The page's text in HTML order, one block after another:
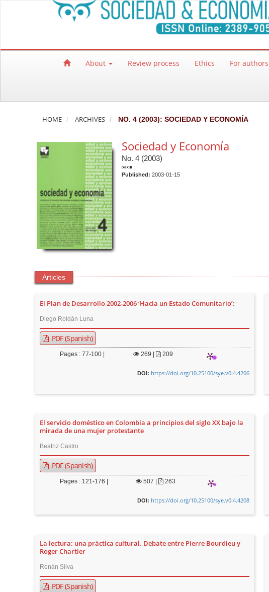
Quick jump to page content
Main Navigation
About Review process Ethics For authors
HOME ARCHIVES NO. 4 (2003): SOCIEDAD Y ECONOMÍA
Sociedad y Economía
No. 4 (2003)
Published: 2003-01-15
Articles
El Plan de Desarrollo 2002-2006 ‘Hacia un Estado Comunitario’:
Diego Roldán Luna
PDF (Spanish)
Pages : 77-100 | 269 209
DOI: https://doi.org/10.25100/sye.v0i4.4206
El servicio doméstico en Colombia a principios del siglo XX bajo la
mirada de una mujer protestante
Beatriz Castro
PDF (Spanish)
Pages : 121-176 | 507 263
DOI: https://doi.org/10.25100/sye.v0i4.4208
La lectura: una práctica cultural. Debate entre Pierre Bourdieu y
Roger Chartier
Renán Silva
PDF (Spanish)